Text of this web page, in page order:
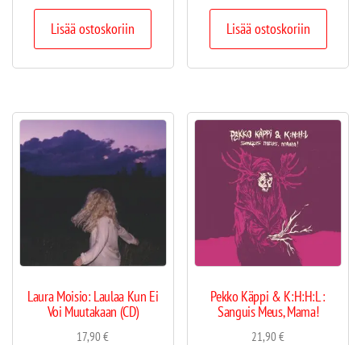
Lisää ostoskoriin Lisää ostoskoriin
Laura Moisio: Laulaa Kun Ei
Voi Muutakaan (CD)
17,90€
Pekko Käppi & K:H:H:L :
Sanguis Meus, Mama!
21,90€